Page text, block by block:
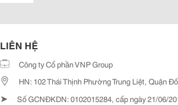
LIÊN HỆ
Công ty Cổ phần VNP Group
HN: 102 Thái Thịnh Phường Trung Liệt, Quận
➤ Số GCNĐKDN: 0102015284, cấp ngày 21/06/